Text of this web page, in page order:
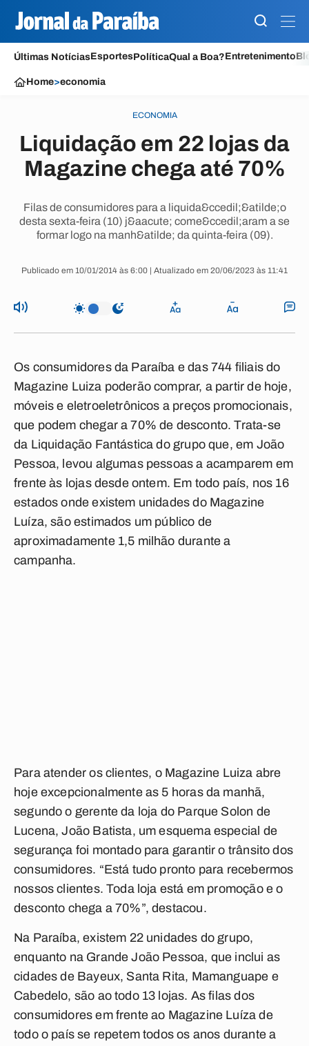
Últimas NotíciasEsportesPolíticaQual a Boa?Entretenimento
Home>economia
ECONOMIA
Liquidação em 22 lojas da
Magazine chega até 70%
Filas de consumidores para a liquida&ccedil;&atilde;o
desta sexta-feira (10) j&aacute; come&ccedil;aram a se
formar logo na manh&atilde; da quinta-feira (09).
Publicado em 10/01/2014 às 6:00 | Atualizado em 20/06/2023 às 11:41
Os consumidores da Paraíba e das 744 filiais do
Magazine Luiza poderão comprar, a partir de hoje,
móveis e eletroeletrônicos a preços promocionais,
que podem chegar a 70% de desconto. Trata-se
da Liquidação Fantástica do grupo que, em João
Pessoa, levou algumas pessoas a acamparem em
frente às lojas desde ontem. Em todo país, nos 16
estados onde existem unidades do Magazine
Luíza, são estimados um público de
aproximadamente 1,5 milhão durante a
campanha.
Para atender os clientes, o Magazine Luiza abre
hoje excepcionalmente as 5 horas da manhã,
segundo o gerente da loja do Parque Solon de
Lucena, João Batista, um esquema especial de
segurança foi montado para garantir o trânsito dos
consumidores. “Está tudo pronto para recebermos
nossos clientes. Toda loja está em promoção e o
desconto chega a 70%”, destacou.
Na Paraíba, existem 22 unidades do grupo,
enquanto na Grande João Pessoa, que inclui as
cidades de Bayeux, Santa Rita, Mamanguape e
Cabedelo, são ao todo 13 lojas. As filas dos
consumidores em frente ao Magazine Luíza de
todo o país se repetem todos os anos durante a